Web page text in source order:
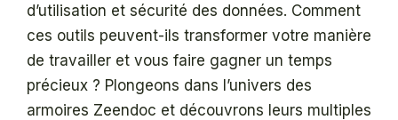
d’utilisation et sécurité des données. Comment
ces outils peuvent-ils transformer votre manière
de travailler et vous faire gagner un temps
précieux ? Plongeons dans l’univers des
armoires Zeendoc et découvrons leurs multiples